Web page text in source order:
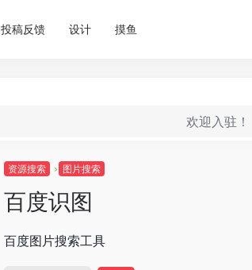
投稿反馈 设计 摸鱼
欢迎入驻！
资源搜索 图片搜索
百度识图
百度图片搜索工具